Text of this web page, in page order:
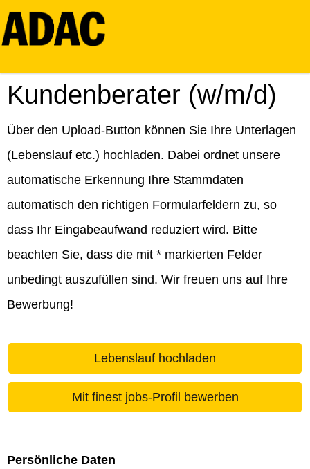
Kundenberater (w/m/d)
Über den Upload-Button können Sie Ihre Unterlagen
(Lebenslauf etc.) hochladen. Dabei ordnet unsere
automatische Erkennung Ihre Stammdaten
automatisch den richtigen Formularfeldern zu, so
dass Ihr Eingabeaufwand reduziert wird. Bitte
beachten Sie, dass die mit * markierten Felder
unbedingt auszufüllen sind. Wir freuen uns auf Ihre
Bewerbung!
Lebenslauf hochladen
Mit finest jobs-Profil bewerben
Persönliche Daten